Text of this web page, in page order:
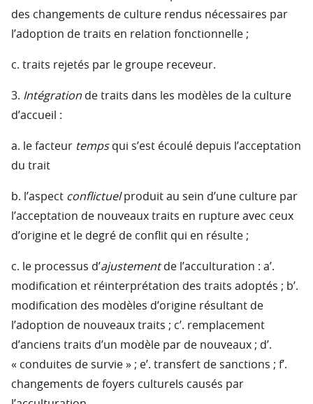
des changements de culture rendus nécessaires par
l’adoption de traits en relation fonctionnelle ;
c. traits rejetés par le groupe receveur.
3. Intégration de traits dans les modèles de la culture
d’accueil :
a. le facteur tempsqui s’est écoulé depuis l’acceptation
du trait
b. l’aspect conflictuelproduit au sein d’une culture par
l’acceptation de nouveaux traits en rupture avec ceux
d’origine et le degré de conflit qui en résulte ;
c. le processus d’ajustementde l’acculturation : a’.
modification et réinterprétation des traits adoptés ; b’.
modification des modèles d’origine résultant de
l’adoption de nouveaux traits ; c’. remplacement
d’anciens traits d’un modèle par de nouveaux ; d’.
« conduites de survie » ; e’. transfert de sanctions ; f’.
changements de foyers culturels causés par